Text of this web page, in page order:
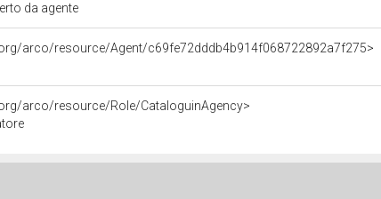
da agente
arco/resource/Agent/c69fe72dddb4b914f068722892a7f275>
arco/resource/Role/CataloguinAgency>